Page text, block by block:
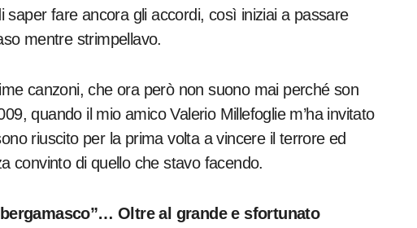
fare ancora gli accordi, così iniziai a passare
mentre strimpellavo.
canzoni, che ora però non suono mai perché son
quando il mio amico Valerio Millefoglie m’ha invitato
riuscito per la prima volta a vincere il terrore ed
convinto di quello che stavo facendo.
Oltre al grande e sfortunato